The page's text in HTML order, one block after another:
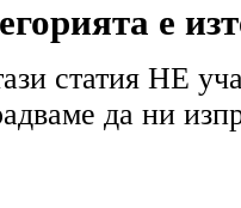
е
статия НЕ
да ни